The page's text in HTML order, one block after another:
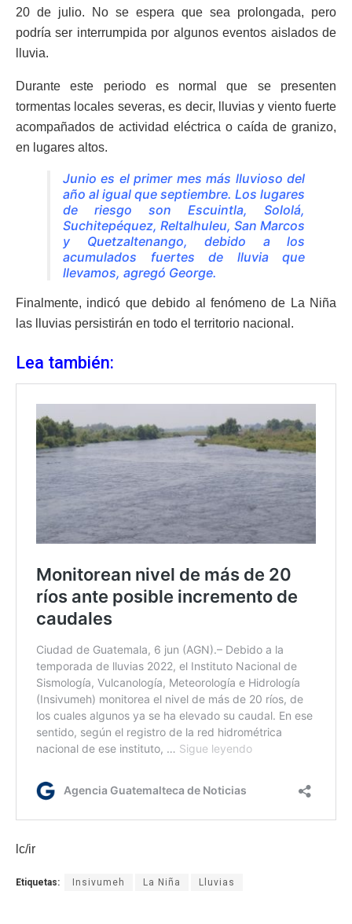
20 de julio. No se espera que sea prolongada, pero
podría ser interrumpida por algunos eventos aislados de
lluvia.
Durante este periodo es normal que se presenten
tormentas locales severas, es decir, lluvias y viento fuerte
acompañados de actividad eléctrica o caída de granizo,
en lugares altos.
Junio es el primer mes más lluvioso del
año al igual que septiembre. Los lugares
de riesgo son Escuintla, Sololá,
Suchitepéquez, Reltalhuleu, San Marcos
y Quetzaltenango, debido a los
acumulados fuertes de lluvia que
llevamos, agregó George.
Finalmente, indicó que debido al fenómeno de La Niña
las lluvias persistirán en todo el territorio nacional.
Lea también:
lc/ir
Etiquetas: Insivumeh La Niña Lluvias